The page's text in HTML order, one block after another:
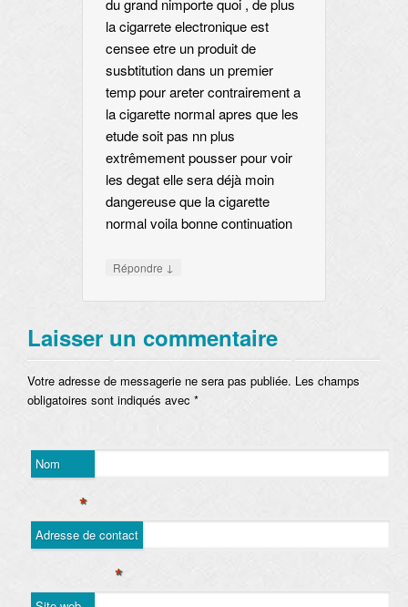
du grand nimporte quoi , de plus
la cigarrete electronique est
censee etre un produit de
susbtitution dans un premier
temp pour areter contrairement a
la cigarette normal apres que les
etude soit pas nn plus
extrêmement pousser pour voir
les degat elle sera déjà moin
dangereuse que la cigarette
normal voila bonne continuation
Répondre ↓
Laisser un commentaire
Votre adresse de messagerie ne sera pas publiée. Les champs
obligatoires sont indiqués avec *
Nom
*
Adresse de contact
*